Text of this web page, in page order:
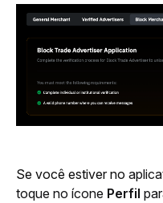
Se você estiver no
toque no ícone Perfil